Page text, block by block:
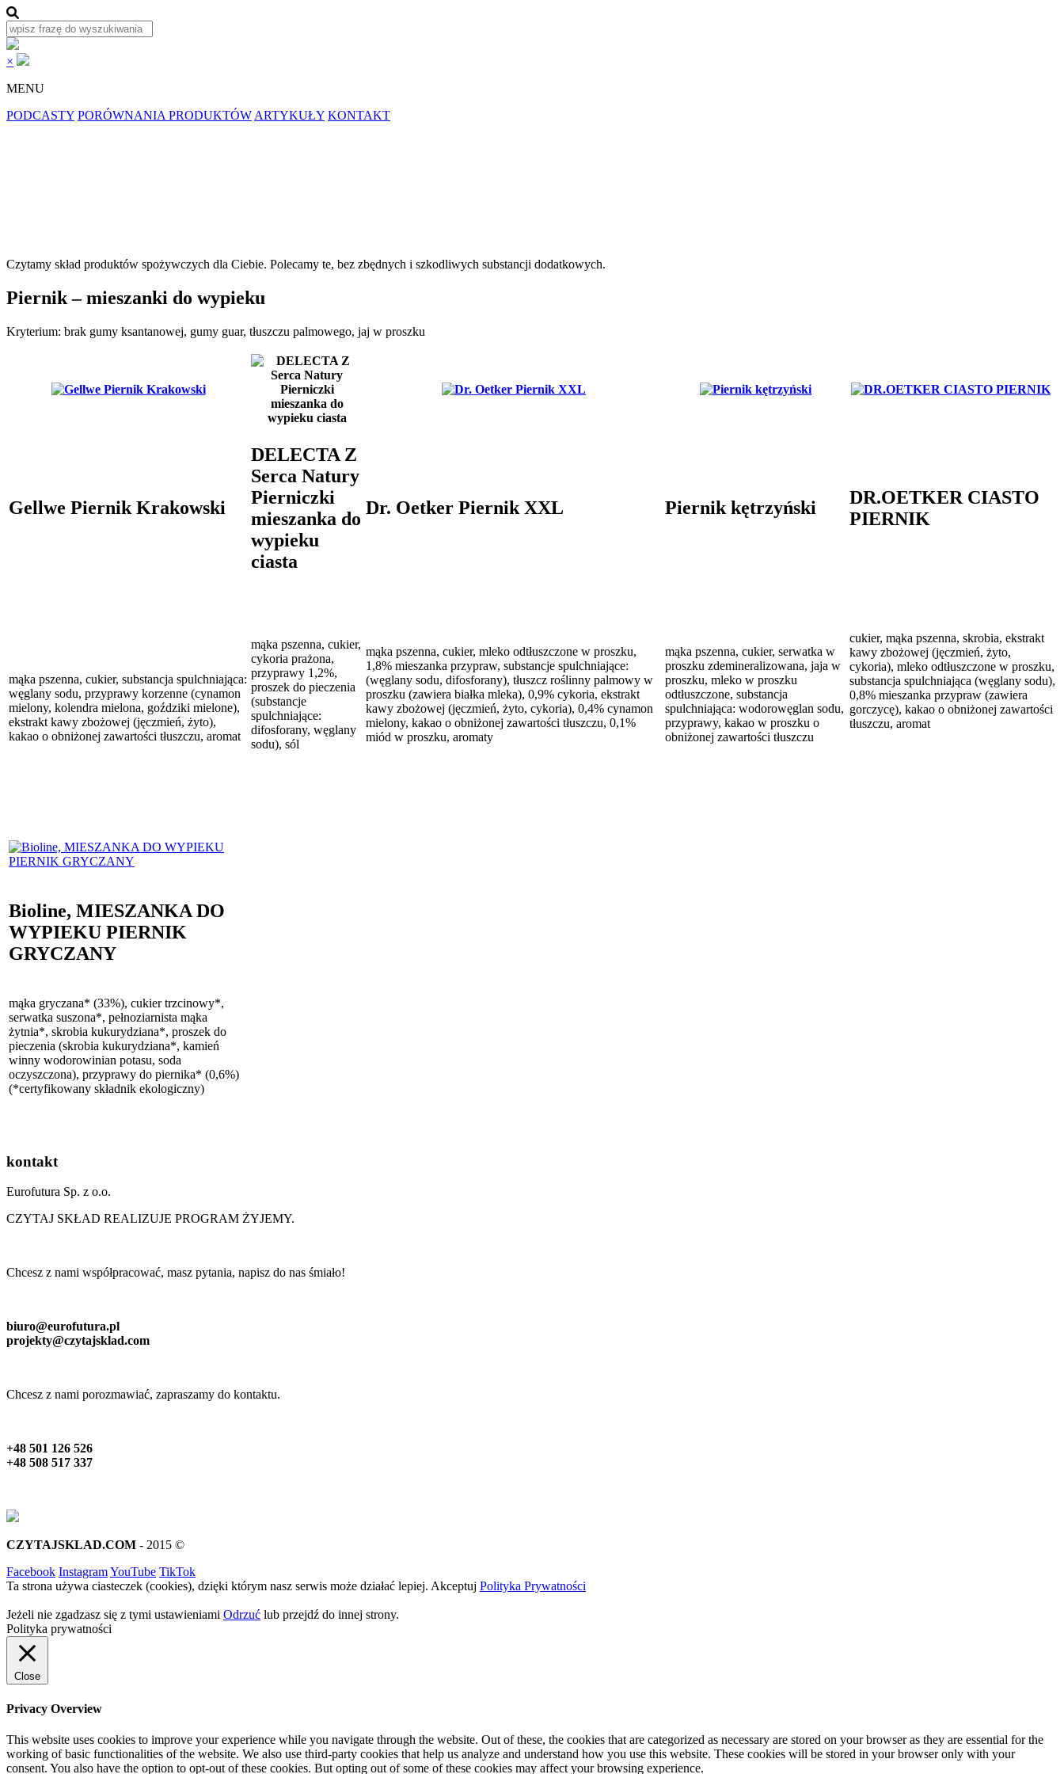
×
MENU
PODCASTY PORÓWNANIA PRODUKTÓW ARTYKUŁY KONTAKT
Czytamy skład produktów spożywczych dla Ciebie. Polecamy te, bez zbędnych i szkodliwych substancji dodatkowych.
Piernik – mieszanki do wypieku
Kryterium: brak gumy ksantanowej, gumy guar, tłuszczu palmowego, jaj w proszku
Gellwe Piernik Krakowski
DELECTA Z
Serca Natury
Pierniczki
mieszanka do
wypieku
ciasta
Dr. Oetker Piernik XXL Piernik kętrzyński
DR.OETKER CIASTO
PIERNIK
mąka pszenna, cukier, substancja spulchniająca:
węglany sodu, przyprawy korzenne (cynamon
mielony, kolendra mielona, goździki mielone),
ekstrakt kawy zbożowej (jęczmień, żyto),
kakao o obniżonej zawartości tłuszczu, aromat
mąka pszenna, cukier,
cykoria prażona,
przyprawy 1,2%,
proszek do pieczenia
(substancje
spulchniające:
difosforany, węglany
sodu), sól
mąka pszenna, cukier, mleko odtłuszczone w proszku,
1,8% mieszanka przypraw, substancje spulchniające:
(węglany sodu, difosforany), tłuszcz roślinny palmowy w
proszku (zawiera białka mleka), 0,9% cykoria, ekstrakt
kawy zbożowej (jęczmień, żyto, cykoria), 0,4% cynamon
mielony, kakao o obniżonej zawartości tłuszczu, 0,1%
miód w proszku, aromaty
mąka pszenna, cukier, serwatka w
proszku zdemineralizowana, jaja w
proszku, mleko w proszku
odtłuszczone, substancja
spulchniająca: wodorowęglan sodu,
przyprawy, kakao w proszku o
obniżonej zawartości tłuszczu
cukier, mąka pszenna, skrobia, ekstrakt
kawy zbożowej (jęczmień, żyto,
cykoria), mleko odtłuszczone w proszku,
substancja spulchniająca (węglany sodu),
0,8% mieszanka przypraw (zawiera
gorczycę), kakao o obniżonej zawartości
tłuszczu, aromat
Bioline, MIESZANKA DO
WYPIEKU PIERNIK
GRYCZANY
mąka gryczana* (33%), cukier trzcinowy*,
serwatka suszona*, pełnoziarnista mąka
żytnia*, skrobia kukurydziana*, proszek do
pieczenia (skrobia kukurydziana*, kamień
winny wodorowinian potasu, soda
oczyszczona), przyprawy do piernika* (0,6%)
(*certyfikowany składnik ekologiczny)
kontakt
Eurofutura Sp. z o.o.
CZYTAJ SKŁAD REALIZUJE PROGRAM ŻYJEMY.
Chcesz z nami współpracować, masz pytania, napisz do nas śmiało!
biuro@eurofutura.pl
projekty@czytajsklad.com
Chcesz z nami porozmawiać, zapraszamy do kontaktu.
+48 501 126 526
+48 508 517 337
CZYTAJSKLAD.COM - 2015 ©
Facebook InstagramYouTube TikTok
Ta strona używa ciasteczek (cookies), dzięki którym nasz serwis może działać lepiej. Akceptuj Polityka Prywatności
Jeżeli nie zgadzasz się z tymi ustawieniami Odrzuć lub przejdź do innej strony.
Polityka prywatności
Close
Privacy Overview
This website uses cookies to improve your experience while you navigate through the website. Out of these, the cookies that are categorized as necessary are stored on your browser as they are essential for the
working of basic functionalities of the website. We also use third-party cookies that help us analyze and understand how you use this website. These cookies will be stored in your browser only with your
consent. You also have the option to opt-out of these cookies. But opting out of some of these cookies may affect your browsing experience.